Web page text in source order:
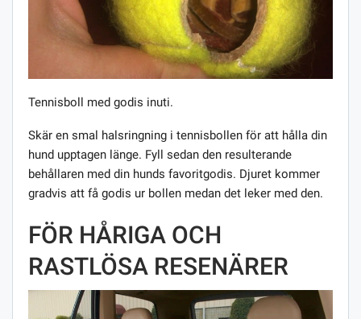
Tennisboll med godis inuti.
Skär en smal halsringning i tennisbollen för att hålla din
hund upptagen länge. Fyll sedan den resulterande
behållaren med din hunds favoritgodis. Djuret kommer
gradvis att få godis ur bollen medan det leker med den.
FÖR HÅRIGA OCH
RASTLÖSA RESENÄRER